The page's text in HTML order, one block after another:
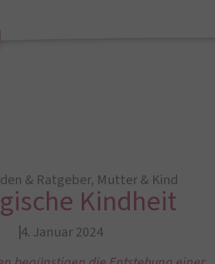
& Ratgeber, Mutter & Kind
Kindheit
4. Januar 2024